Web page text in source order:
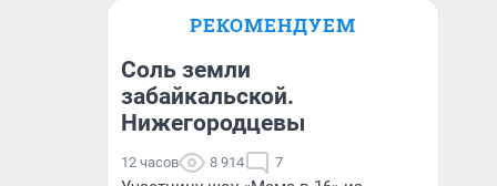
РЕКОМЕНДУЕМ
Соль земли
забайкальской.
Нижегородцевы
12 часов 8 914 7